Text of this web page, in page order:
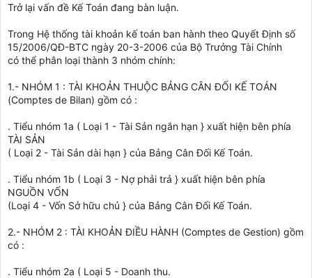
Trở lại vấn đề Kế Toán đang bàn luận.
Trong Hệ thống tài khoản kế toán ban hành theo Quyết Định số
15/2006/QĐ-BTC ngày 20-3-2006 của Bộ Trưởng Tài Chính
có thể phân loại thành 3 nhóm chính:
1.- NHÓM 1 : TÀI KHOẢN THUỘC BẢNG CÂN ĐỐI KẾ TOÁN
(Comptes de Bilan) gồm có :
. Tiểu nhóm 1a ( Loại 1 - Tài Sản ngắn hạn } xuất hiện bên phía
TÀI SẢN
( Loại 2 - Tài Sản dài hạn } của Bảng Cân Đối Kế Toán.
. Tiểu nhóm 1b ( Loại 3 - Nợ phải trả } xuất hiện bên phía
NGUỒN VỐN
(Loại 4 - Vốn Sở hữu chủ } của Bảng Cân Đối Kế Toán.
2.- NHÓM 2 : TÀI KHOẢN ĐIỀU HÀNH (Comptes de Gestion) gồm
có :
. Tiểu nhóm 2a ( Loại 5 - Doanh thu.